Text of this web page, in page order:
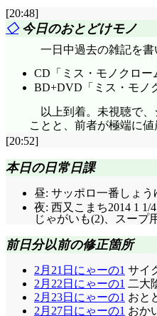
[20:48]
◇今日のおとどけモノ
一日中過去の雑記を書
CD「ミス・モノクロ
BD+DVD「ミス・モノ
以上到着。未視聴で
ことと、前者が極端に
[20:52]
本日の日常日課
昼: サッポロ一番しょう
夜: 西又こまち2014 1
じゃがいも(2)、スープ
前日分以前の修正箇所
2月21日にゃーの1 サイ
2月22日にゃーの1 二大
2月23日にゃーの1 おと
2月27日にゃーの1 おか